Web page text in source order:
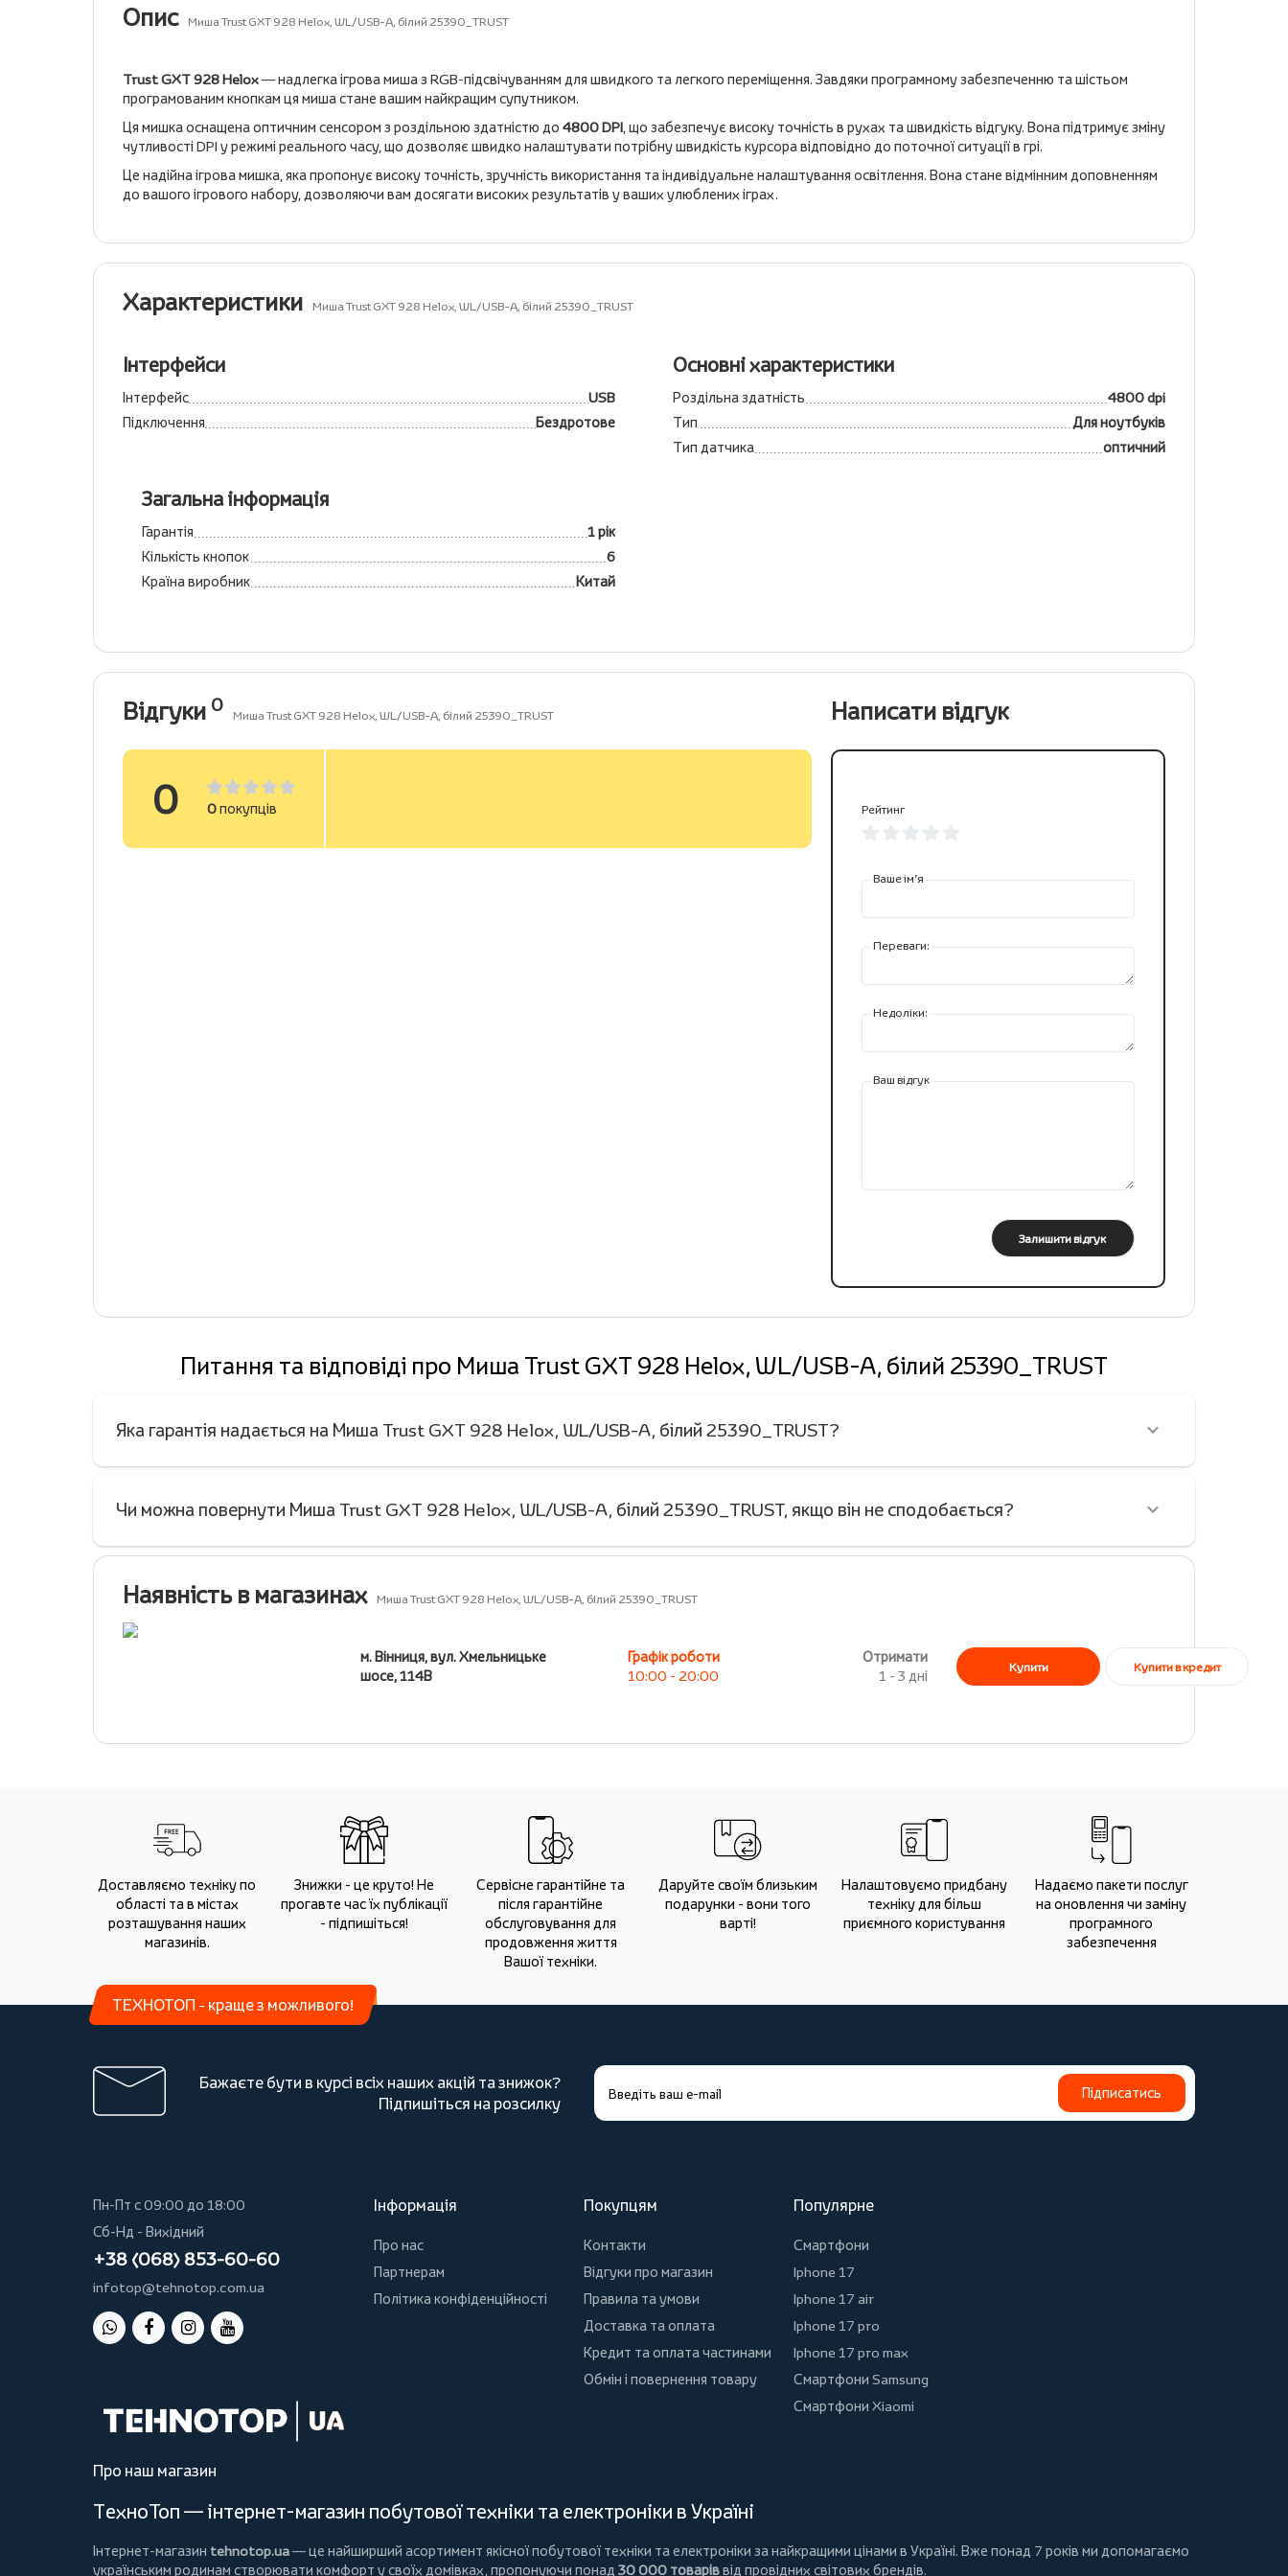
Опис Миша Trust GXT 928 Helox, WL/USB-A, білий 25390_TRUST
Trust GXT 928 Helox— надлегка ігрова миша з RGB-підсвічуванням для швидкого та легкого переміщення. Завдяки програмному забезпеченню та шістьом
програмованим кнопкам ця миша стане вашим найкращим супутником.
Ця мишка оснащена оптичним сенсором з роздільною здатністю до 4800 DPI, що забезпечує високу точність в рухах та швидкість відгуку. Вона підтримує зміну
чутливості DPI у режимі реального часу, що дозволяє швидко налаштувати потрібну швидкість курсора відповідно до поточної ситуації в грі.
Це надійна ігрова мишка, яка пропонує високу точність, зручність використання та індивідуальне налаштування освітлення. Вона стане відмінним доповненням
до вашого ігрового набору, дозволяючи вам досягати високих результатів у ваших улюблених іграх.
Характеристики Миша Trust GXT 928 Helox, WL/USB-A, білий 25390_TRUST
Інтерфейси
Інтерфейс
USB
Підключення
Бездротове
Основні характеристики
Роздільна здатність
4800 dpi
Тип
Для ноутбуків
Тип датчика
оптичний
Загальна інформація
Гарантія
1 рік
Кількість кнопок
6
Країна виробник
Китай
Відгуки 0 Миша Trust GXT 928 Helox, WL/USB-A, білий 25390_TRUST
0 0покупців
Написати відгук
Рейтинг
Ваше ім’я
Переваги:
Недоліки:
Ваш відгук
Залишити відгук
Питання та відповіді про Миша Trust GXT 928 Helox, WL/USB-A, білий 25390_TRUST
Яка гарантія надається на Миша Trust GXT 928 Helox, WL/USB-A, білий 25390_TRUST?
Чи можна повернути Миша Trust GXT 928 Helox, WL/USB-A, білий 25390_TRUST, якщо він не сподобається?
Наявність в магазинах Миша Trust GXT 928 Helox, WL/USB-A, білий 25390_TRUST
м. Вінниця, вул. Хмельницьке
шосе, 114В
Графік роботи
10:00 - 20:00
Отримати
1 - 3 дні
Купити Купити в кредит
Доставляємо техніку по
області та в містах
розташування наших
магазинів.
Знижки - це круто! Не
прогавте час їх публікації
- підпишіться!
Сервісне гарантійне та
після гарантійне
обслуговування для
продовження життя
Вашої техніки.
Даруйте своїм близьким
подарунки - вони того
варті!
Налаштовуємо придбану
техніку для більш
приємного користування
Надаємо пакети послуг
на оновлення чи заміну
програмного
забезпечення
ТЕХНОТОП - краще з можливого!
Бажаєте бути в курсі всіх наших акцій та знижок?
Підпишіться на розсилку
Підписатись
Пн-Пт с 09:00 до 18:00
Сб-Нд - Вихідний
+38 (068) 853-60-60
infotop@tehnotop.com.ua
Інформація
Про нас
Партнерам
Політика конфіденційності
Покупцям
Контакти
Відгуки про магазин
Правила та умови
Доставка та оплата
Кредит та оплата частинами
Обмін і повернення товару
Популярне
Смартфони
Iphone 17
Iphone 17 air
Iphone 17 pro
Iphone 17 pro max
Смартфони Samsung
Смартфони Xiaomi
Про наш магазин
ТехноТоп — інтернет-магазин побутової техніки та електроніки в Україні
Інтернет-магазин tehnotop.ua— це найширший асортимент якісної побутової техніки та електроніки за найкращими цінами в Україні. Вже понад 7 років ми допомагаємо
українським родинам створювати комфорт у своїх домівках, пропонуючи понад 30 000 товаріввід провідних світових брендів.